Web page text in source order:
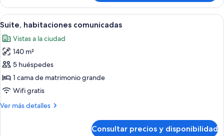
junior
(2+2)
Abrir
todas
las
fotos
de
Suite,
habitaciones
Habitación de hotel con dos camas,
4
Suite, habitaciones comunicadas
Vistas a la ciudad
140 m²
5 huéspedes
1 cama de matrimonio grande
Wifi gratis
Ver más detalles
Más
Consultar precios y disponibilidad